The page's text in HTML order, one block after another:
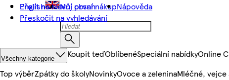
Přejít na hlavní obsah
Přeskočit na vyhledávání
English Můj první nákupNápověda
Všechny kategorie Koupit teďOblíbenéSpeciální nabídkyOnline
Top výběrZpátky do školyNovinkyOvoce a zeleninaMléčné, vejce